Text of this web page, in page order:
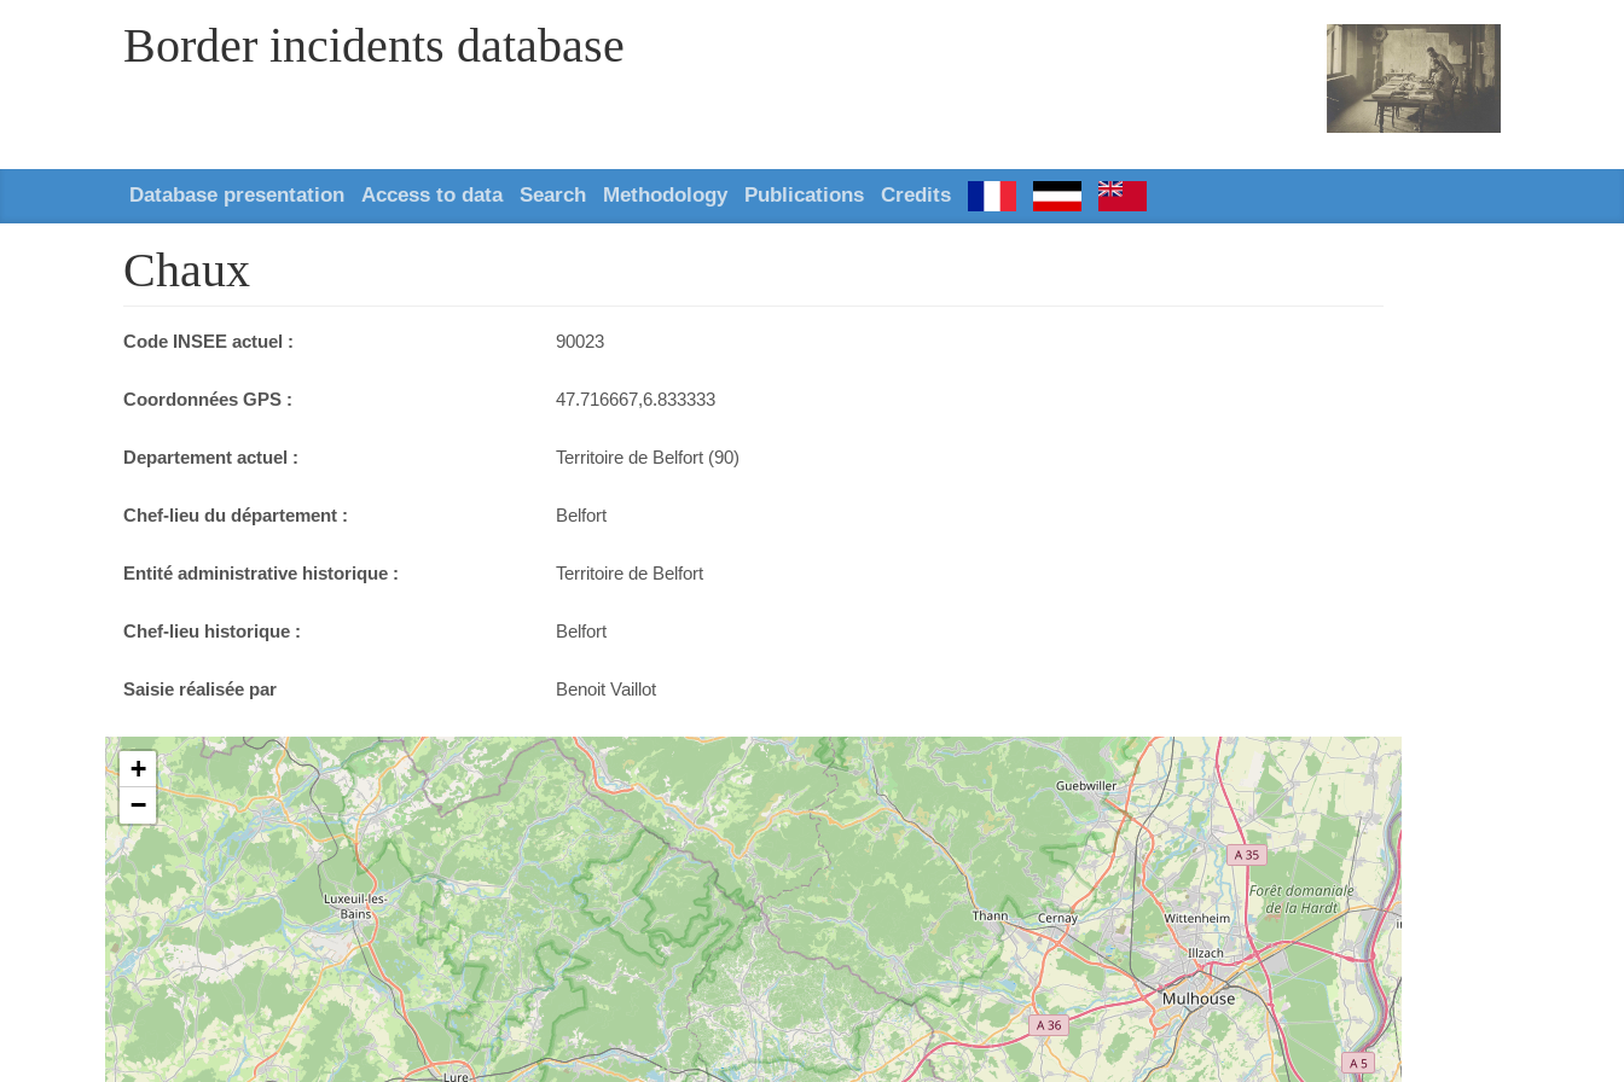
Border incidents database
Database presentation Access to data Search Methodology Publications Credits
Chaux
Code INSEE actuel : 90023
Coordonnées GPS : 47.716667,6.833333
Departement actuel : Territoire de Belfort (90)
Chef-lieu du département : Belfort
Entité administrative historique : Territoire de Belfort
Chef-lieu historique : Belfort
Saisie réalisée par Benoit Vaillot
+
−